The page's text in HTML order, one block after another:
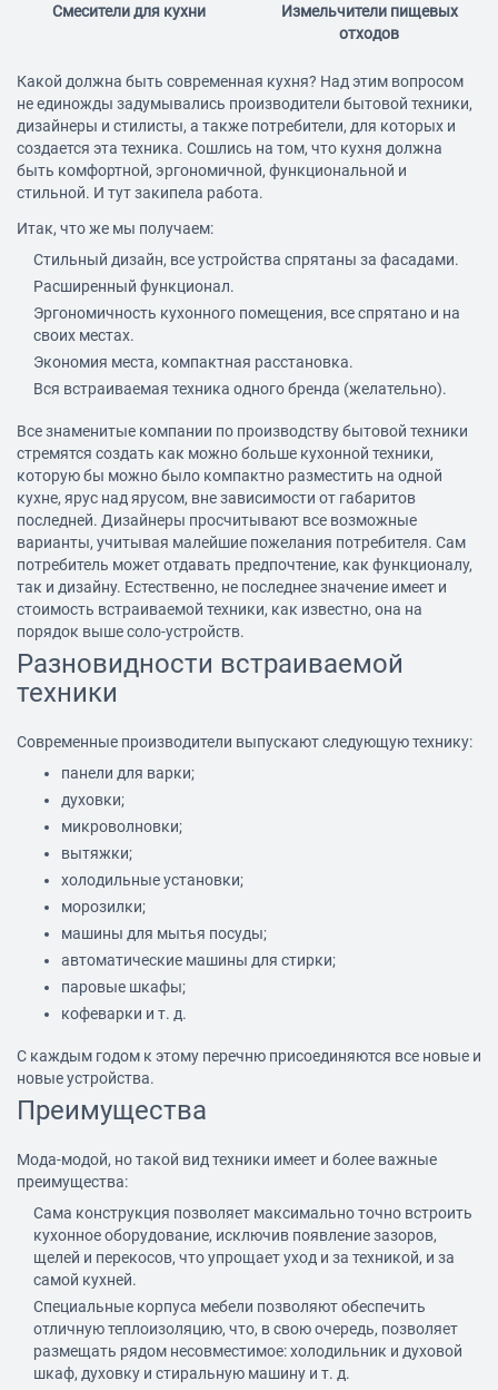
Смесители для кухни
Измельчители пищевых
отходов
Какой должна быть современная кухня? Над этим вопросом
не единожды задумывались производители бытовой техники,
дизайнеры и стилисты, а также потребители, для которых и
создается эта техника. Сошлись на том, что кухня должна
быть комфортной, эргономичной, функциональной и
стильной. И тут закипела работа.
Итак, что же мы получаем:
Стильный дизайн, все устройства спрятаны за фасадами.
Расширенный функционал.
Эргономичность кухонного помещения, все спрятано и на
своих местах.
Экономия места, компактная расстановка.
Вся встраиваемая техника одного бренда (желательно).
Все знаменитые компании по производству бытовой техники
стремятся создать как можно больше кухонной техники,
которую бы можно было компактно разместить на одной
кухне, ярус над ярусом, вне зависимости от габаритов
последней. Дизайнеры просчитывают все возможные
варианты, учитывая малейшие пожелания потребителя. Сам
потребитель может отдавать предпочтение, как функционалу,
так и дизайну. Естественно, не последнее значение имеет и
стоимость встраиваемой техники, как известно, она на
порядок выше соло-устройств.
Разновидности встраиваемой
техники
Современные производители выпускают следующую технику:
панели для варки;
духовки;
микроволновки;
вытяжки;
холодильные установки;
морозилки;
машины для мытья посуды;
автоматические машины для стирки;
паровые шкафы;
кофеварки и т. д.
С каждым годом к этому перечню присоединяются все новые и
новые устройства.
Преимущества
Мода-модой, но такой вид техники имеет и более важные
преимущества:
Сама конструкция позволяет максимально точно встроить
кухонное оборудование, исключив появление зазоров,
щелей и перекосов, что упрощает уход и за техникой, и за
самой кухней.
Специальные корпуса мебели позволяют обеспечить
отличную теплоизоляцию, что, в свою очередь, позволяет
размещать рядом несовместимое: холодильник и духовой
шкаф, духовку и стиральную машину и т. д.